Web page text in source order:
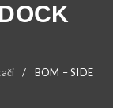
/
BOM – SIDE